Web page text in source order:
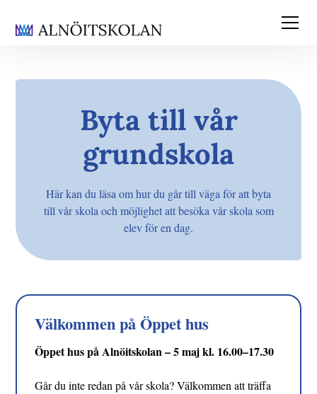
Byta till vår
grundskola
Här kan du läsa om hur du går till väga för att byta
till vår skola och möjlighet att besöka vår skola som
elev för en dag.
Välkommen på Öppet hus
Öppet hus på Alnöitskolan – 5 maj kl. 16.00–17.30
Går du inte redan på vår skola? Välkommen att träffa